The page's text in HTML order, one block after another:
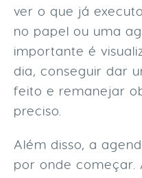
ver o que já
no papel ou uma
importante é
dia, conseguir dar
feito e remanejar
preciso.
Além disso, a
por onde começar.